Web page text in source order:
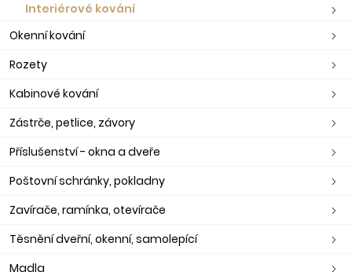
Interiérové kování
Okenní kování
Rozety
Kabinové kování
Zástrče, petlice, závory
Příslušenství - okna a dveře
Poštovní schránky, pokladny
Zavírače, ramínka, otevírače
Těsnění dveřní, okenní, samolepící
Madla